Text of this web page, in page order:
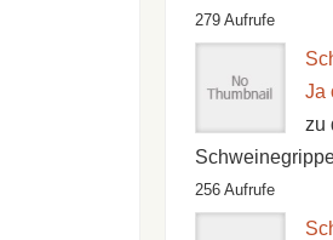
279 Aufrufe
Ja
zu
256 Aufrufe